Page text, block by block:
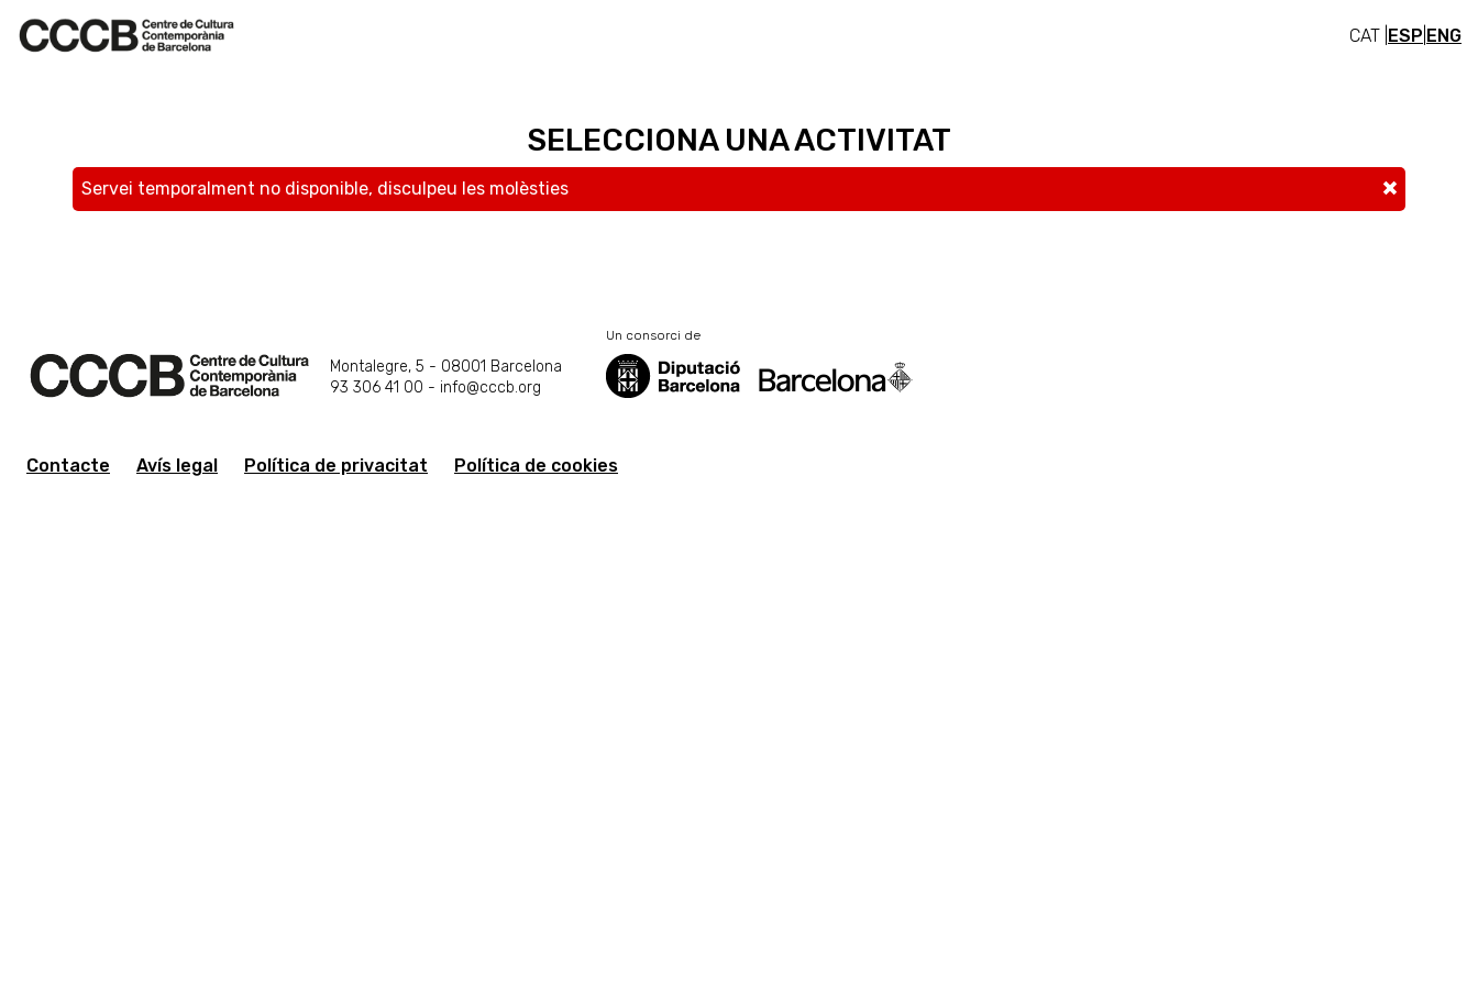
CAT | ESP ENG
SELECCIONA UNA ACTIVITAT
Servei temporalment no disponible, disculpeu les molèsties
Montalegre, 5 - 08001 Barcelona
93 306 41 00 - info@cccb.org
Un consorci de
Contacte Avís legal Política de privacitat Política de cookies